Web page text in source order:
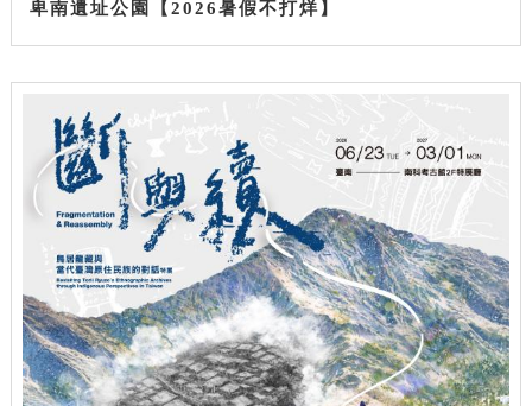
卑南遺址公園【2026暑假不打烊】